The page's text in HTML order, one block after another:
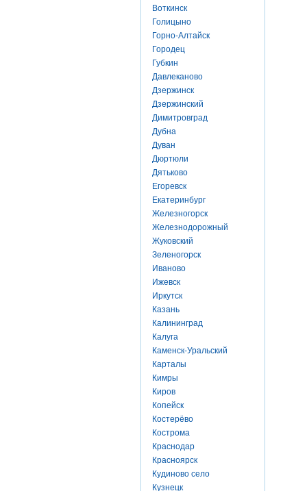
Воткинск
Голицыно
Горно-Алтайск
Городец
Губкин
Давлеканово
Дзержинск
Дзержинский
Димитровград
Дубна
Дуван
Дюртюли
Дятьково
Егоревск
Екатеринбург
Железногорск
Железнодорожный
Жуковский
Зеленогорск
Иваново
Ижевск
Иркутск
Казань
Калининград
Калуга
Каменск-Уральский
Карталы
Кимры
Киров
Копейск
Костерёво
Кострома
Краснодар
Красноярск
Кудиново село
Кузнецк